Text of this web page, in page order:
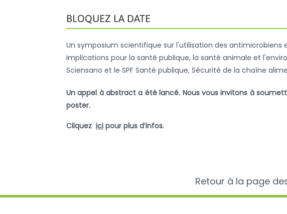
BLOQUEZ LA DATE
Un symposium scientifique sur l'utilisation des antimicrobiens
implications pour la santé publique, la santé animale et
Sciensano et le SPF Santé publique, Sécurité de la chaîne
Un appel à abstract a été lancé. Nous vous invitons à
poster.
Cliquez ici pour plus d’infos.
Retour à la page